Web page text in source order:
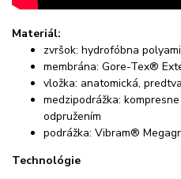
Materiál:
zvršok: hydrofóbna
membrána: Gore-Tex®
vložka: anatomická,
medzipodrážka:
odpružením
podrážka: Vibram®
Technológie